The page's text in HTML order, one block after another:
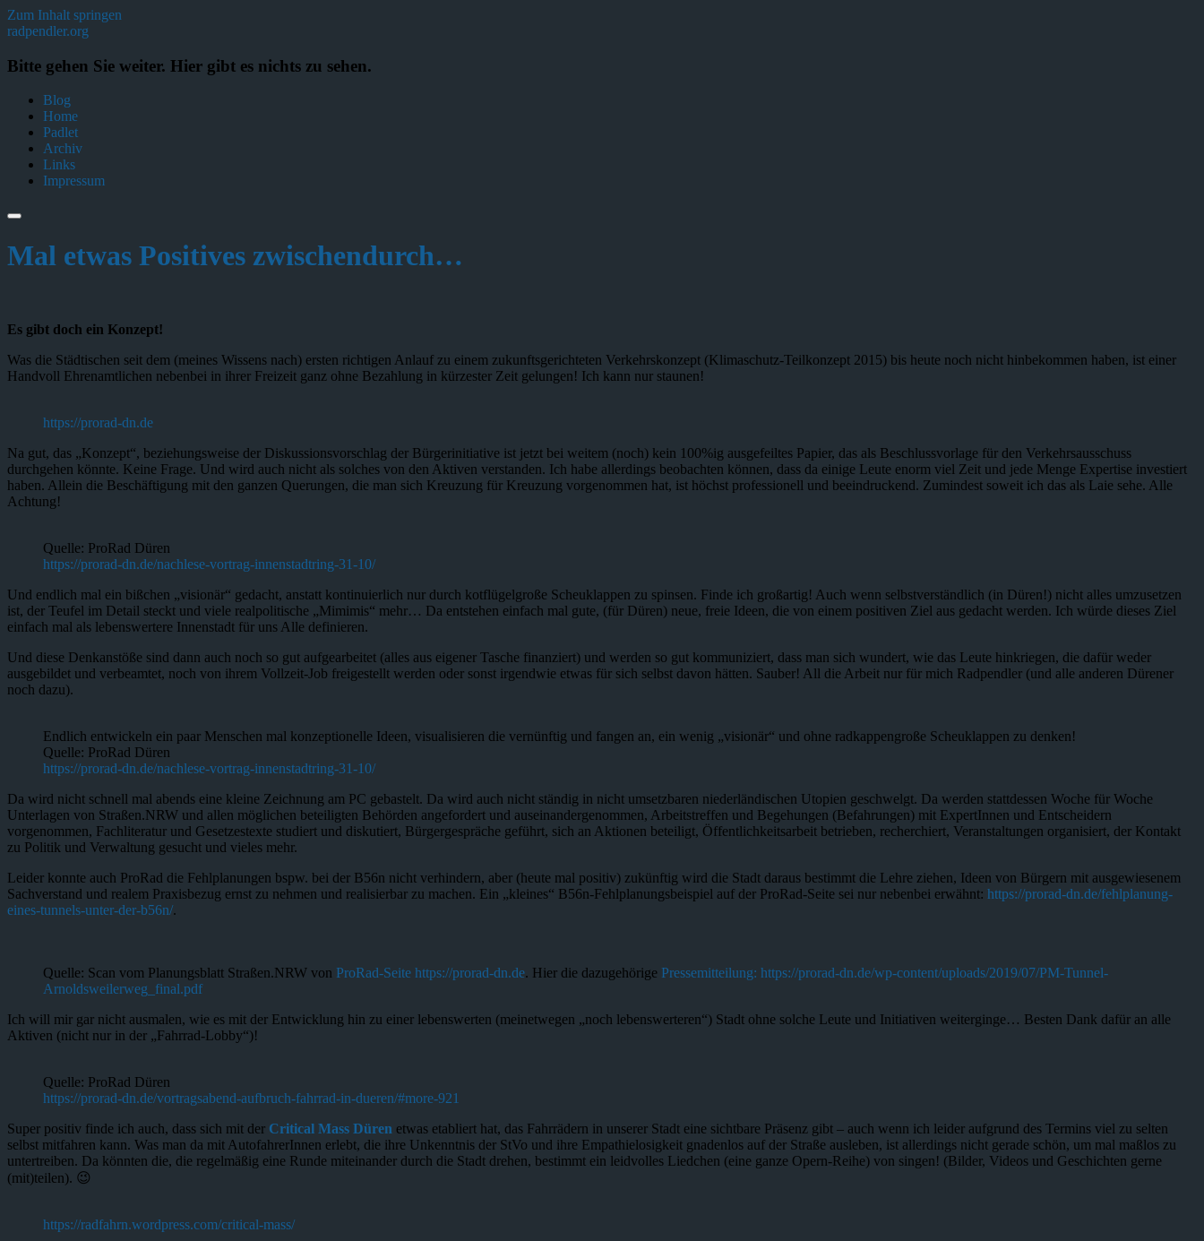
Zum Inhalt springen
radpendler.org
Bitte gehen Sie weiter. Hier gibt es nichts zu sehen.
Blog
Home
Padlet
Archiv
Links
Impressum
Suchfeld
Mal etwas Positives zwischendurch…
Es gibt doch ein Konzept!
Was die Städtischen seit dem (meines Wissens nach) ersten richtigen Anlauf zu einem zukunftsgerichteten Verkehrskonzept (Klimaschutz-Teilkonzept 2015) bis heute noch nicht hinbekommen haben, ist einer
Handvoll Ehrenamtlichen nebenbei in ihrer Freizeit ganz ohne Bezahlung in kürzester Zeit gelungen! Ich kann nur staunen!
https://prorad-dn.de
Na gut, das „Konzept“, beziehungsweise der Diskussionsvorschlag der Bürgerinitiative ist jetzt bei weitem (noch) kein 100%ig ausgefeiltes Papier, das als Beschlussvorlage für den Verkehrsausschuss
durchgehen könnte. Keine Frage. Und wird auch nicht als solches von den Aktiven verstanden. Ich habe allerdings beobachten können, dass da einige Leute enorm viel Zeit und jede Menge Expertise investiert
haben. Allein die Beschäftigung mit den ganzen Querungen, die man sich Kreuzung für Kreuzung vorgenommen hat, ist höchst professionell und beeindruckend. Zumindest soweit ich das als Laie sehe. Alle
Achtung!
Quelle: ProRad Düren
https://prorad-dn.de/nachlese-vortrag-innenstadtring-31-10/
Und endlich mal ein bißchen „visionär“ gedacht, anstatt kontinuierlich nur durch kotflügelgroße Scheuklappen zu spinsen. Finde ich großartig! Auch wenn selbstverständlich (in Düren!) nicht alles umzusetzen
ist, der Teufel im Detail steckt und viele realpolitische „Mimimis“ mehr… Da entstehen einfach mal gute, (für Düren) neue, freie Ideen, die von einem positiven Ziel aus gedacht werden. Ich würde dieses Ziel
einfach mal als lebenswertere Innenstadt für uns Alle definieren.
Und diese Denkanstöße sind dann auch noch so gut aufgearbeitet (alles aus eigener Tasche finanziert) und werden so gut kommuniziert, dass man sich wundert, wie das Leute hinkriegen, die dafür weder
ausgebildet und verbeamtet, noch von ihrem Vollzeit-Job freigestellt werden oder sonst irgendwie etwas für sich selbst davon hätten. Sauber! All die Arbeit nur für mich Radpendler (und alle anderen Dürener
noch dazu).
Endlich entwickeln ein paar Menschen mal konzeptionelle Ideen, visualisieren die vernünftig und fangen an, ein wenig „visionär“ und ohne radkappengroße Scheuklappen zu denken!
Quelle: ProRad Düren
https://prorad-dn.de/nachlese-vortrag-innenstadtring-31-10/
Da wird nicht schnell mal abends eine kleine Zeichnung am PC gebastelt. Da wird auch nicht ständig in nicht umsetzbaren niederländischen Utopien geschwelgt. Da werden stattdessen Woche für Woche
Unterlagen von Straßen.NRW und allen möglichen beteiligten Behörden angefordert und auseinandergenommen, Arbeitstreffen und Begehungen (Befahrungen) mit ExpertInnen und Entscheidern
vorgenommen, Fachliteratur und Gesetzestexte studiert und diskutiert, Bürgergespräche geführt, sich an Aktionen beteiligt, Öffentlichkeitsarbeit betrieben, recherchiert, Veranstaltungen organisiert, der Kontakt
zu Politik und Verwaltung gesucht und vieles mehr.
Leider konnte auch ProRad die Fehlplanungen bspw. bei der B56n nicht verhindern, aber (heute mal positiv) zukünftig wird die Stadt daraus bestimmt die Lehre ziehen, Ideen von Bürgern mit ausgewiesenem
Sachverstand und realem Praxisbezug ernst zu nehmen und realisierbar zu machen. Ein „kleines“ B56n-Fehlplanungsbeispiel auf der ProRad-Seite sei nur nebenbei erwähnt: https://prorad-dn.de/fehlplanung-
eines-tunnels-unter-der-b56n/.
Quelle: Scan vom Planungsblatt Straßen.NRW von ProRad-Seite https://prorad-dn.de. Hier die dazugehörige Pressemitteilung: https://prorad-dn.de/wp-content/uploads/2019/07/PM-Tunnel-
Arnoldsweilerweg_final.pdf
Ich will mir gar nicht ausmalen, wie es mit der Entwicklung hin zu einer lebenswerten (meinetwegen „noch lebenswerteren“) Stadt ohne solche Leute und Initiativen weiterginge… Besten Dank dafür an alle
Aktiven (nicht nur in der „Fahrrad-Lobby“)!
Quelle: ProRad Düren
https://prorad-dn.de/vortragsabend-aufbruch-fahrrad-in-dueren/#more-921
Super positiv finde ich auch, dass sich mit der Critical Mass Düren etwas etabliert hat, das Fahrrädern in unserer Stadt eine sichtbare Präsenz gibt – auch wenn ich leider aufgrund des Termins viel zu selten
selbst mitfahren kann. Was man da mit AutofahrerInnen erlebt, die ihre Unkenntnis der StVo und ihre Empathielosigkeit gnadenlos auf der Straße ausleben, ist allerdings nicht gerade schön, um mal maßlos zu
untertreiben. Da könnten die, die regelmäßig eine Runde miteinander durch die Stadt drehen, bestimmt ein leidvolles Liedchen (eine ganze Opern-Reihe) von singen! (Bilder, Videos und Geschichten gerne
(mit)teilen). 😉
https://radfahrn.wordpress.com/critical-mass/